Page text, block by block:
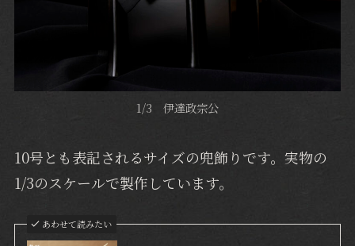
1/3 伊達政宗公
10号とも表記されるサイズの兜飾りです。実物の
1/3のスケールで製作しています。
あわせて読みたい